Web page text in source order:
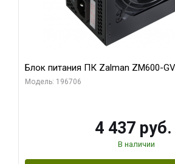
Блок питания ПК Zalman ZM600-
Модель: 196706
4 437 руб.
В наличии